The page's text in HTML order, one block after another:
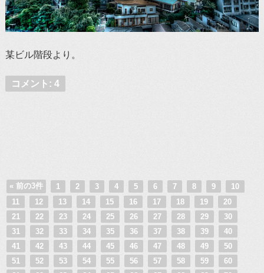
某ビル階段より。
コメント: 4
« 前の3件 1 2 3 4 5 6 7 8 9
10
11
12 13 14 15 16 17 18 19
20
21
22 23 24 25 26 27 28 29
30
31
32 33 34 35 36 37 38 39
40
41
42 43 44 45 46 47 48 49
50
51
52 53 54 55 56 57 58 59
60